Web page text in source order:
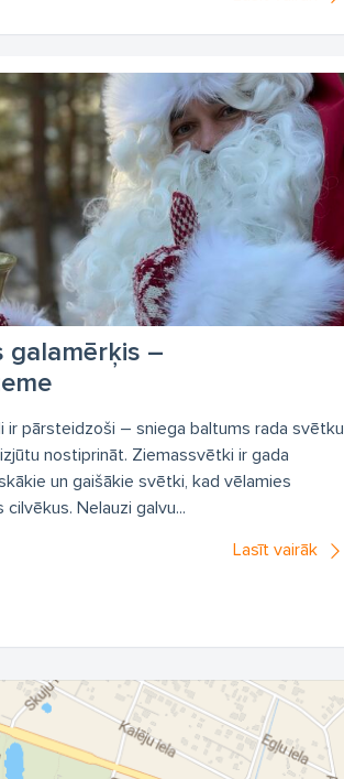
galamērķis –
ir pārsteidzoši – sniega baltums rada svētku
nostiprināt. Ziemassvētki ir gada
un gaišākie svētki, kad vēlamies
Nelauzi galvu...
Lasīt vairāk